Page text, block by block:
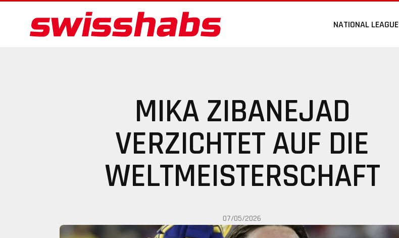
NATIONAL LEAGUE
MIKA ZIBANEJAD
VERZICHTET AUF DIE
WELTMEISTERSCHAFT
07/05/2026